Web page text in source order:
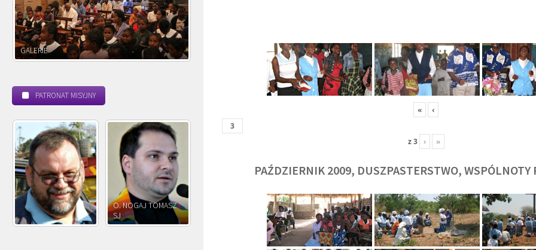
« ‹
z3 › »
PAŹDZIERNIK 2009, DUSZPASTERSTWO, WSPÓLNOTY
POWOŁANIE MISYJNE KULT
PATRONAT MISYJNY
O. JÓZEF OLEKSY SJ
O. JÓZEF
PAWŁOWSKI SJ
ROSTWOROWSKI SJ
O. TADEUSZ SAROTA
SJ
O. ARTUR
SJ